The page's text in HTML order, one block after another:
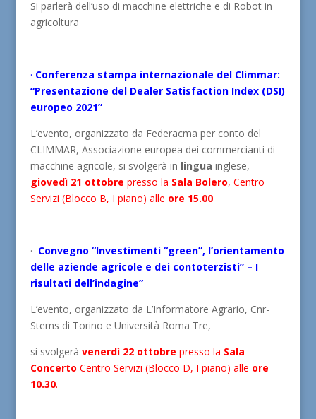
Si parlerà dell’uso di macchine elettriche e di Robot in
agricoltura
· Conferenza stampa internazionale del Climmar:
“Presentazione del Dealer Satisfaction Index (DSI)
europeo 2021”
L’evento, organizzato da Federacma per conto del
CLIMMAR, Associazione europea dei commercianti di
macchine agricole, si svolgerà in lingua inglese,
giovedì 21 ottobre presso la Sala Bolero, Centro
Servizi (Blocco B, I piano) alle ore 15.00
· Convegno “Investimenti “green”, l’orientamento
delle aziende agricole e dei contoterzisti” – I
risultati dell’indagine”
L’evento, organizzato da L’Informatore Agrario, Cnr-
Stems di Torino e Università Roma Tre,
si svolgerà venerdì 22 ottobre presso la Sala
Concerto Centro Servizi (Blocco D, I piano) alle ore
10.30.